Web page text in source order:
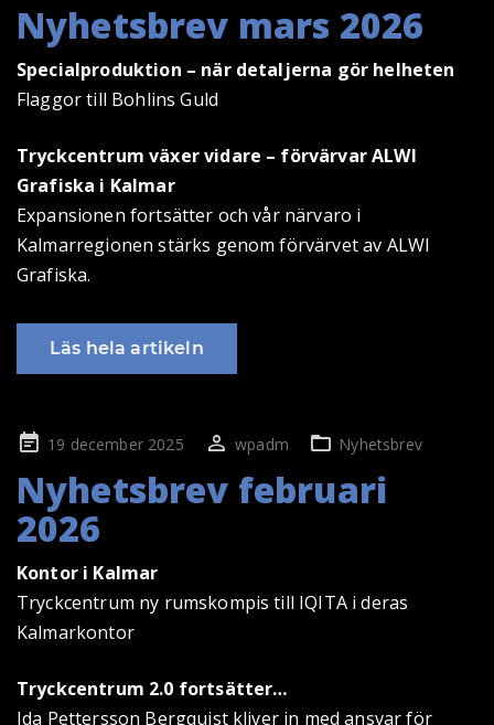
Nyhetsbrev mars 2026
Specialproduktion – när detaljerna gör helheten
Flaggor till Bohlins Guld
Tryckcentrum växer vidare – förvärvar ALWI
Grafiska i Kalmar
Expansionen fortsätter och vår närvaro i
Kalmarregionen stärks genom förvärvet av ALWI
Grafiska.
Läs hela artikeln
Publicerad
19 december 2025 wpadm Nyhetsbrev
Nyhetsbrev februari
2026
Kontor i Kalmar
Tryckcentrum ny rumskompis till IQITA i deras
Kalmarkontor
Tryckcentrum 2.0 fortsätter…
Ida Pettersson Bergquist kliver in med ansvar för